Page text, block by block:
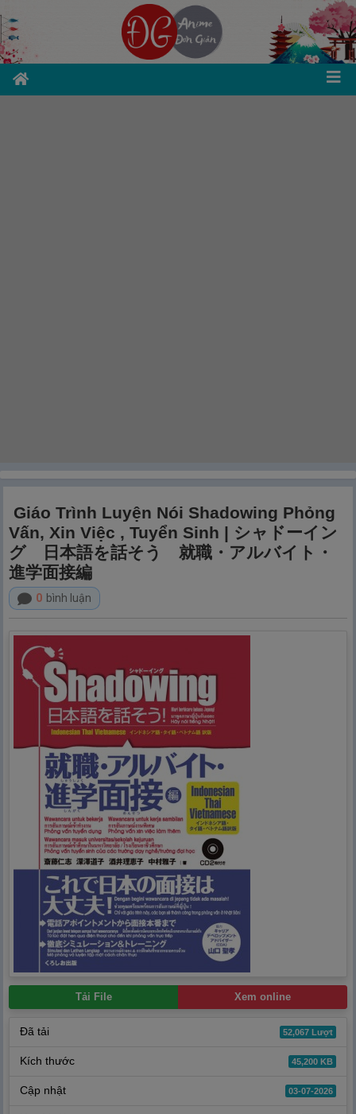
Giáo Trình Luyện Nói Shadowing Phỏng
Vấn, Xin Việc , Tuyển Sinh | シャドーイン
グ 日本語を話そう 就職・アルバイト・
進学面接編
0 bình luận
Tải File Xem online
Đã tải 52,067 Lượt
Kích thước 45,200 KB
Cập nhật 03-07-2026